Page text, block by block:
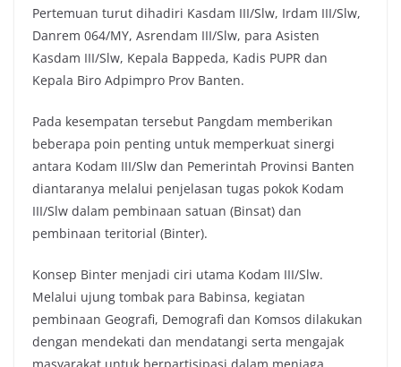
Pertemuan turut dihadiri Kasdam III/Slw, Irdam III/Slw,
Danrem 064/MY, Asrendam III/Slw, para Asisten
Kasdam III/Slw, Kepala Bappeda, Kadis PUPR dan
Kepala Biro Adpimpro Prov Banten.
Pada kesempatan tersebut Pangdam memberikan
beberapa poin penting untuk memperkuat sinergi
antara Kodam III/Slw dan Pemerintah Provinsi Banten
diantaranya melalui penjelasan tugas pokok Kodam
III/Slw dalam pembinaan satuan (Binsat) dan
pembinaan teritorial (Binter).
Konsep Binter menjadi ciri utama Kodam III/Slw.
Melalui ujung tombak para Babinsa, kegiatan
pembinaan Geografi, Demografi dan Komsos dilakukan
dengan mendekati dan mendatangi serta mengajak